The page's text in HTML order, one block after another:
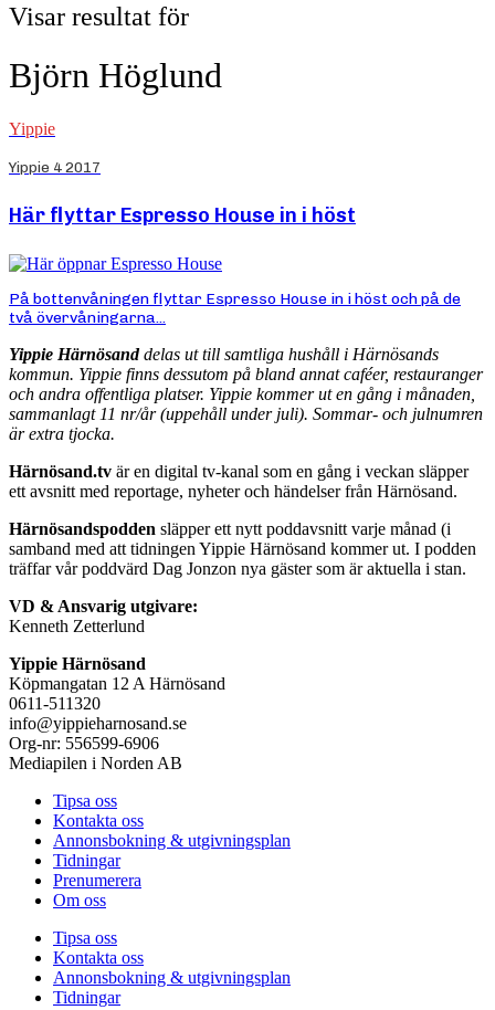
Visar resultat för
Björn Höglund
Yippie
Yippie 4 2017
Här flyttar Espresso House in i höst
På bottenvåningen flyttar Espresso House in i höst och på de
två övervåningarna...
Yippie Härnösanddelas ut till samtliga hushåll i Härnösands
kommun. Yippie finns dessutom på bland annat caféer, restauranger
och andra offentliga platser. Yippie kommer ut en gång i månaden,
sammanlagt 11 nr/år (uppehåll under juli). Sommar- och julnumren
är extra tjocka.
Härnösand.tv är en digital tv-kanal som en gång i veckan släpper
ett avsnitt med reportage, nyheter och händelser från Härnösand.
Härnösandspodden släpper ett nytt poddavsnitt varje månad (i
samband med att tidningen Yippie Härnösand kommer ut. I podden
träffar vår poddvärd Dag Jonzon nya gäster som är aktuella i stan.
VD & Ansvarig utgivare:
Kenneth Zetterlund
Yippie Härnösand
Köpmangatan 12 A Härnösand
0611-511320
info@yippieharnosand.se
Org-nr: 556599-6906
Mediapilen i Norden AB
Tipsa oss
Kontakta oss
Annonsbokning & utgivningsplan
Tidningar
Prenumerera
Om oss
Tipsa oss
Kontakta oss
Annonsbokning & utgivningsplan
Tidningar